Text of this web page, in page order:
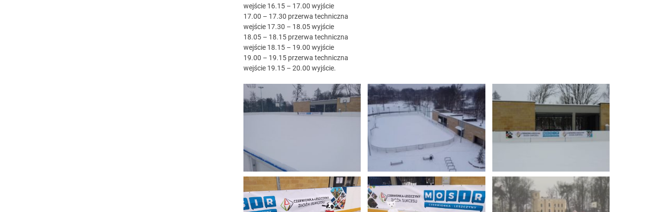
wejście 16.15 – 17.00 wyjście
17.00 – 17.30 przerwa techniczna
wejście 17.30 – 18.05 wyjście
18.05 – 18.15 przerwa techniczna
wejście 18.15 – 19.00 wyjście
19.00 – 19.15 przerwa techniczna
wejście 19.15 – 20.00 wyjście.